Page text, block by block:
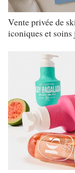
Vente privée de
iconiques et soins